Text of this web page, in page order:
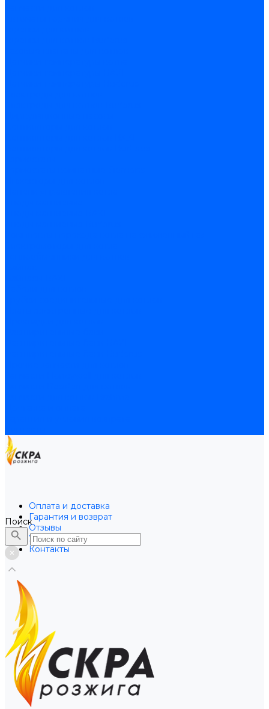
Оплата и доставка
Гарантия и возврат
Отзывы
Услуги
Контакты
Поиск